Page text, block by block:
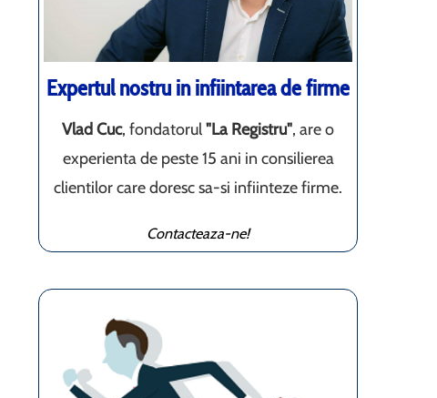
Expertul nostru in infiintarea de firme
Vlad Cuc, fondatorul"La Registru", are o
experienta de peste 15 ani in consilierea
clientilor care doresc sa-si infiinteze firme.
Contacteaza-ne!